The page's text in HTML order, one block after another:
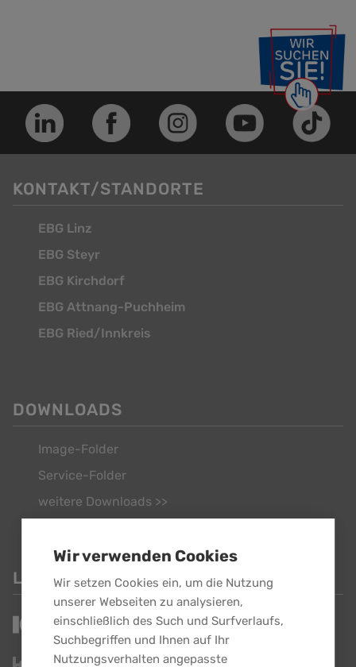
Wir verwenden Cookies
Wir setzen Cookies ein, um die Nutzung
unserer Webseiten zu analysieren,
einschließlich des Such und Surfverlaufs,
Suchbegriffen und Ihnen auf Ihr
Nutzungsverhalten angepasste
KONTAKT/STANDORTE
EBG Linz
EBG Steyr
EBG Kirchdorf
EBG Attnang-Puchheim
EBG Ried/Innkreis
DOWNLOADS
Image-Folder
Service-Folder
weitere Downloads >>
LINKS